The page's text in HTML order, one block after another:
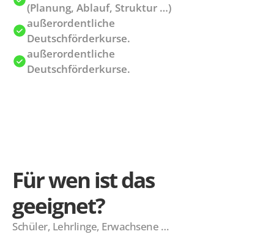
(Planung, Ablauf, Struktur …)
außerordentliche
Deutschförderkurse.
außerordentliche
Deutschförderkurse.
Für wen ist das
geeignet?
Schüler, Lehrlinge, Erwachsene …